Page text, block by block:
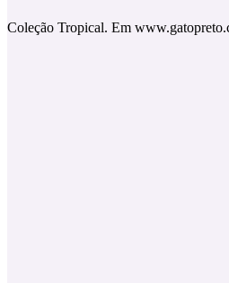
Coleção Tropical. Em